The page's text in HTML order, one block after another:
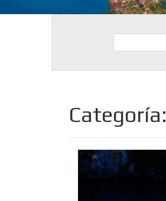
Categoría: